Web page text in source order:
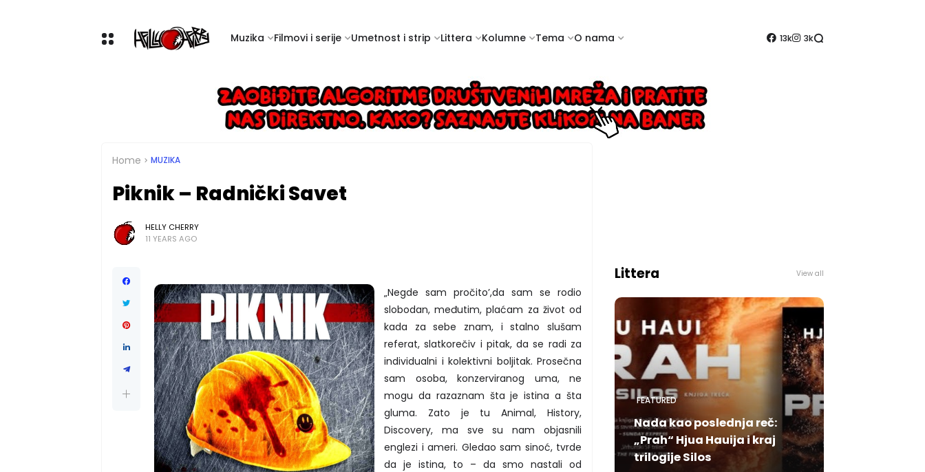
Muzika Filmovi i serije Umetnost i strip Littera Kolumne Tema O nama 13k 3k
Home MUZIKA
Piknik – Radnički Savet
HELLY CHERRY
11 YEARS AGO
„Negde sam pročito’,da sam se rodio
slobodan, međutim, plaćam za život od
kada za sebe znam, i stalno slušam
referat, slatkorečiv i pitak, da se radi za
individualni i kolektivni boljitak. Prosečna
sam osoba, konzerviranog uma, ne
mogu da razaznam šta je istina a šta
gluma. Zato je tu Animal, History,
Discovery, ma sve su nam objasnili
englezi i ameri. Gledao sam sinoć, tvrde
da je istina, to – da smo nastali od
Littera View all
FEATURED
Nada kao poslednja reč:
„Prah“ Hjua Hauija i kraj
trilogije Silos